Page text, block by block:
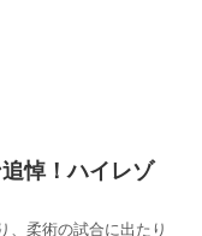
悼！ハイレゾ
、柔術の試合に出たり